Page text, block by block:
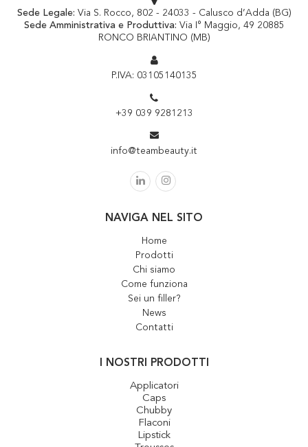
Sede Legale: Via S. Rocco, 802 - 24033 - Calusco d’Adda (BG)
Sede Amministrativa e Produttiva: Via I° Maggio, 49 20885
RONCO BRIANTINO (MB)
P.IVA: 03105140135
+39 039 9281213
info@teambeauty.it
NAVIGA NEL SITO
Home
Prodotti
Chi siamo
Come funziona
Sei un filler?
News
Contatti
I NOSTRI PRODOTTI
Applicatori
Caps
Chubby
Flaconi
Lipstick